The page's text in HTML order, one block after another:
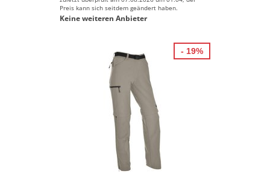
Preis kann sich seitdem geändert haben.
Keine weiteren Anbieter
- 19%